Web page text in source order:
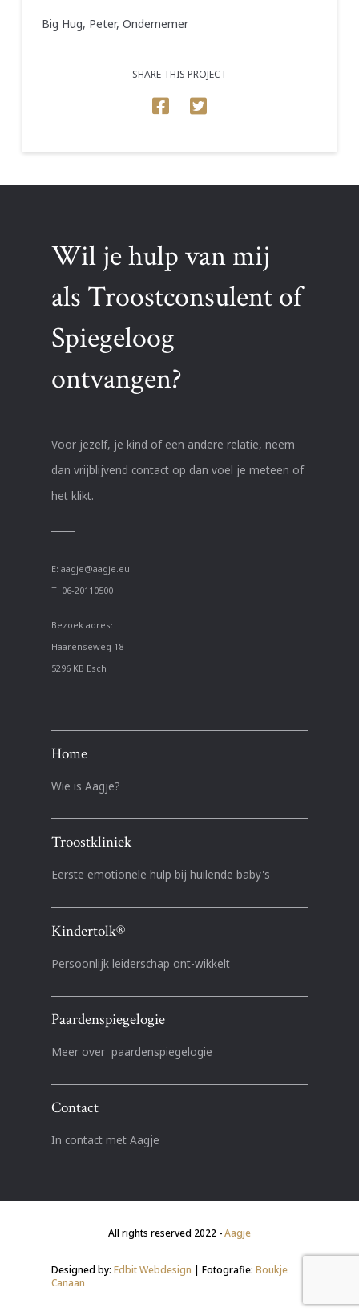
Big Hug, Peter, Ondernemer
SHARE THIS PROJECT
Wil je hulp van mij
als Troostconsulent of
Spiegeloog
ontvangen?
Voor jezelf, je kind of een andere relatie, neem
dan vrijblijvend contact op dan voel je meteen of
het klikt.
E: aagje@aagje.eu
T: 06-20110500
Bezoek adres:
Haarenseweg 18
5296 KB Esch
Home
Wie is Aagje?
Troostkliniek
Eerste emotionele hulp bij huilende baby's
Kindertolk®
Persoonlijk leiderschap ont-wikkelt
Paardenspiegelogie
Meer over paardenspiegelogie
Contact
In contact met Aagje
All rights reserved 2022 -Aagje
Designed by:Edbit Webdesign | Fotografie:Boukje
Canaan